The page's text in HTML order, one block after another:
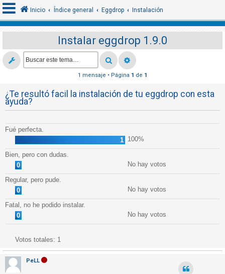
I
d
n
t
i
f
c
r
s
e
g
i
Inicio Índice general Eggdrop Instalación
Instalar eggdrop 1.9.0
1 mensaje • Página 1 de 1
¿Te resultó facil la instalación de tu eggdrop con esta
ayuda?
Fué perfecta.
1 100%
Bien, pero con dudas.
0
No hay votos
Regular, pero pude.
0
No hay votos
Fatal, no he podido instalar.
0
No hay votos
Votos totales: 1
PeLL